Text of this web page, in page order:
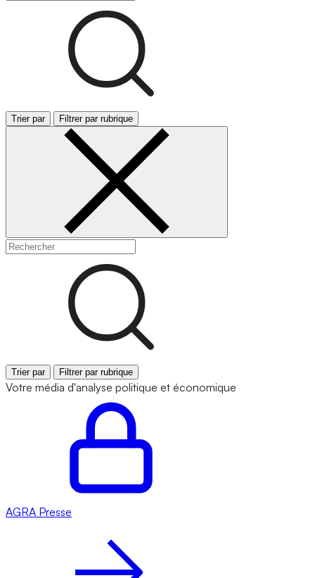
Trier par Filtrer par rubrique
Trier par Filtrer par rubrique
Votre média d'analyse politique et économique
AGRA Presse